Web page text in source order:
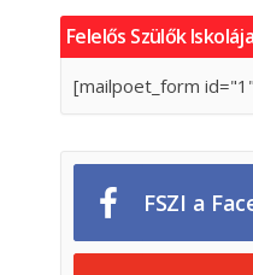
Felelős Szülők
[mailpoet_form
FSZI a